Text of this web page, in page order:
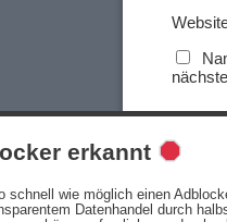
erkannt
schnell wie möglich einen
Datenhandel durch